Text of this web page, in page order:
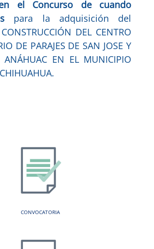
el Concurso de cuando
para la adquisición del
DEL CENTRO
DE PARAJES DE SAN JOSE Y
ANÁHUAC EN EL MUNICIPIO
CONVOCATORIA